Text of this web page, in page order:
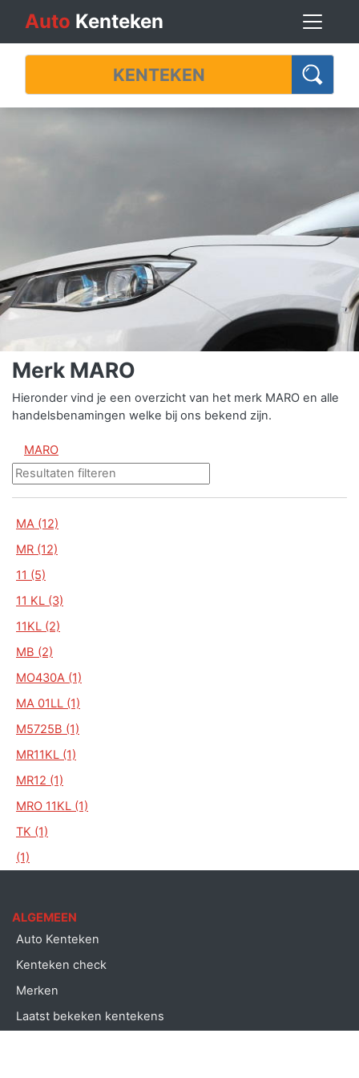
Auto Kenteken
Merk MARO
Hieronder vind je een overzicht van het merk MARO en alle
handelsbenamingen welke bij ons bekend zijn.
MARO
MA (12)
MR (12)
11 (5)
11 KL (3)
11KL (2)
MB (2)
MO430A (1)
MA 01LL (1)
M5725B (1)
MR11KL (1)
MR12 (1)
MRO 11KL (1)
TK (1)
(1)
ALGEMEEN
Auto Kenteken
Kenteken check
Merken
Laatst bekeken kentekens